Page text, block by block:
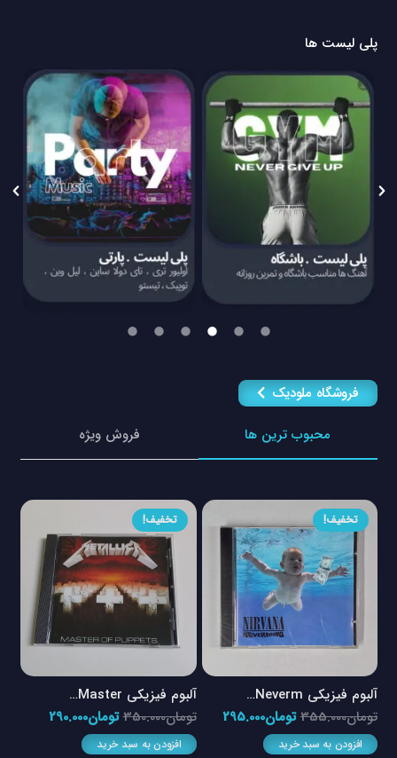
پلی لیست ها
فروشگاه ملودیک
محبوب ترین ها
فروش ویژه
تخفیف!
آلبوم فیزیکی Neverm…
تومان355.000قیمت
اصلی
تومان295.000قیمت
فعلی
افزودن به سبد خرید
تخفیف!
آلبوم فیزیکی Master…
تومان350.000قیمت
اصلی
تومان290.000قیمت
افزودن به سبد خرید